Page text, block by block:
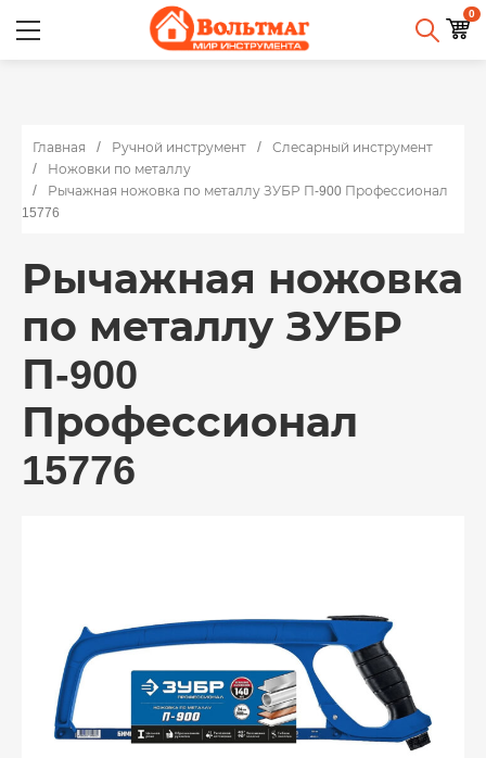
0
Главная Ручной инструмент
Слесарный инструмент
Ножовки по металлу
Рычажная ножовка по металлу ЗУБР П-900 Профессионал
15776
Рычажная ножовка
по металлу ЗУБР
П-900
Профессионал
15776